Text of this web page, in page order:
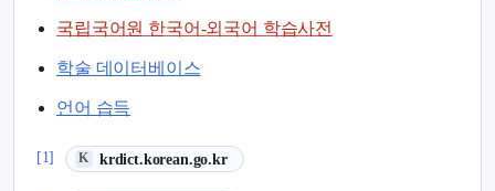
국립국어원 한국어-외국어 학습사전
학술 데이터베이스
언어 습득
[1] K krdict.korean.go.kr
(새 탭에서 열림)